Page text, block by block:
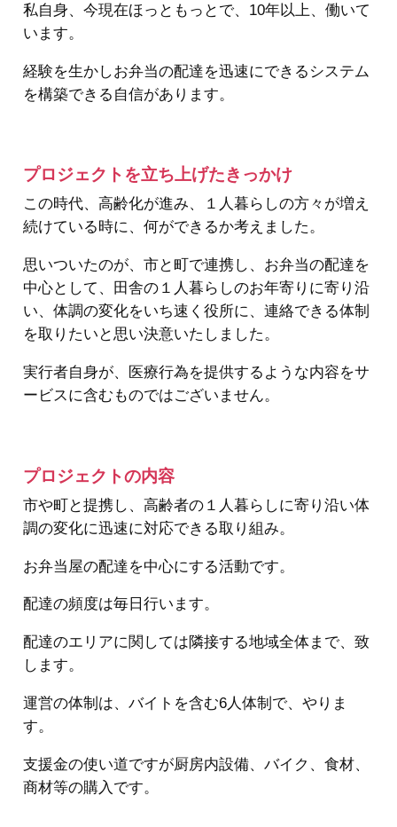
私自身、今現在ほっともっとで、10年以上、働いて
います。
経験を生かしお弁当の配達を迅速にできるシステム
を構築できる自信があります。
プロジェクトを立ち上げたきっかけ
この時代、高齢化が進み、１人暮らしの方々が増え
続けている時に、何ができるか考えました。
思いついたのが、市と町で連携し、お弁当の配達を
中心として、田舎の１人暮らしのお年寄りに寄り沿
い、体調の変化をいち速く役所に、連絡できる体制
を取りたいと思い決意いたしました。
実行者自身が、医療行為を提供するような内容をサ
ービスに含むものではございません。
プロジェクトの内容
市や町と提携し、高齢者の１人暮らしに寄り沿い体
調の変化に迅速に対応できる取り組み。
お弁当屋の配達を中心にする活動です。
配達の頻度は毎日行います。
配達のエリアに関しては隣接する地域全体まで、致
します。
運営の体制は、バイトを含む6人体制で、やりま
す。
支援金の使い道ですが厨房内設備、バイク、食材、
商材等の購入です。